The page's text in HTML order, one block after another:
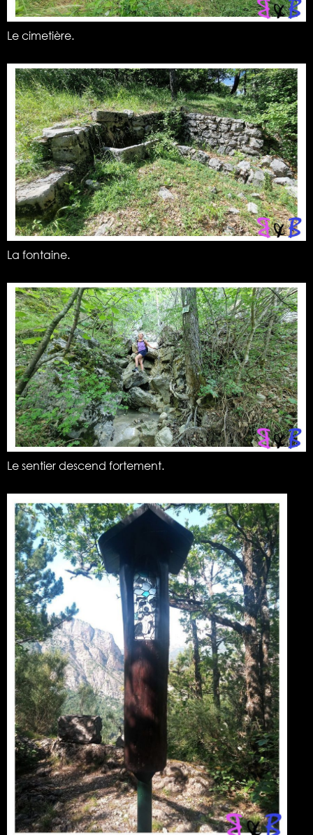
Le cimetière.
La fontaine.
Le sentier descend fortement.